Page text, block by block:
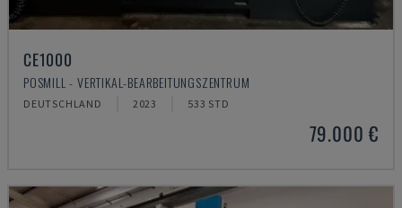
CE1000
POSMILL - VERTIKAL-BEARBEITUNGSZENTRUM
DEUTSCHLAND 2023 533 STD
79.000 €